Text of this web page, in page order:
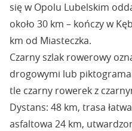
się w Opolu Lubelskim
około 30 km – kończy w
km od Miasteczka.
Czarny szlak rowerowy
drogowymi lub
tle czarny rowerek z
Dystans: 48 km, trasa
asfaltowa 24 km,